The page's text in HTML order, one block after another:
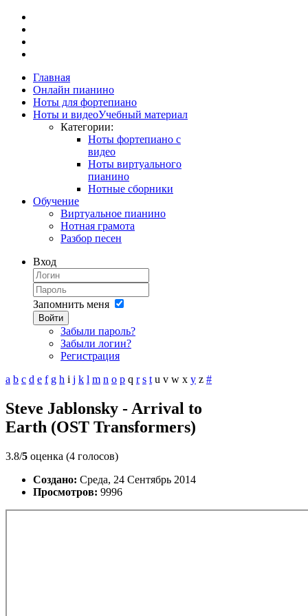
Главная
Онлайн пианино
Ноты для фортепиано
Ноты и видеоУчебный материал
Категории:
Ноты фортепиано с
видео
Ноты виртуального
пианино
Нотные сборники
Обучение
Виртуальное пианино
Нотная грамота
Разбор песен
Вход
Запомнить меня
Войти
Забыли пароль?
Забыли логин?
Регистрация
a b c d e f g h i j k l m n o p q r s t u v w x y z #
Steve Jablonsky - Arrival to
Earth (OST Transformers)
3.8/5 оценка (4 голосов)
Создано: Среда, 24 Сентябрь 2014
Просмотров: 9996